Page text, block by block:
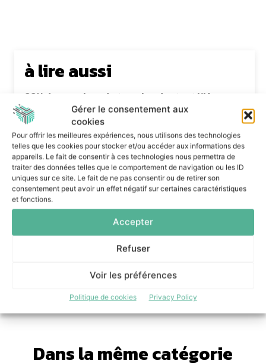
Gérer le consentement aux
cookies
Pour offrir les meilleures expériences, nous utilisons des technologies
telles que les cookies pour stocker et/ou accéder aux informations des
appareils. Le fait de consentir à ces technologies nous permettra de
traiter des données telles que le comportement de navigation ou les ID
uniques sur ce site. Le fait de ne pas consentir ou de retirer son
consentement peut avoir un effet négatif sur certaines caractéristiques
et fonctions.
Accepter
Refuser
Voir les préférences
Politique de cookies Privacy Policy
à lire aussi
99% des services de terrain adoptent l’IA,
malgré des freins
6 août 2026
Snowflake limite les agents IA aux droits
nécessaires à chaque tâche
6 août 2026
Les entreprises veulent reprendre la maîtrise
de leur IA ITS Group les accompagne
pragmatiquement
3 août 2026
Le Mode IA de Google, ou le Shadow AI qui n’a
plus besoin de l’ombre
Dans la même catégorie